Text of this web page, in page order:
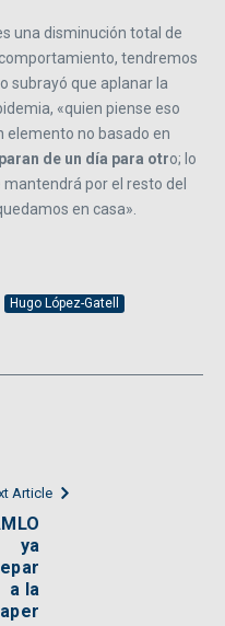
una disminución total de
tendremos
subrayó que aplanar la
«quien piense eso
elemento no basado en
de un día para otro; lo
por el resto del
en casa».
Hugo López-Gatell
Article
ya
a la